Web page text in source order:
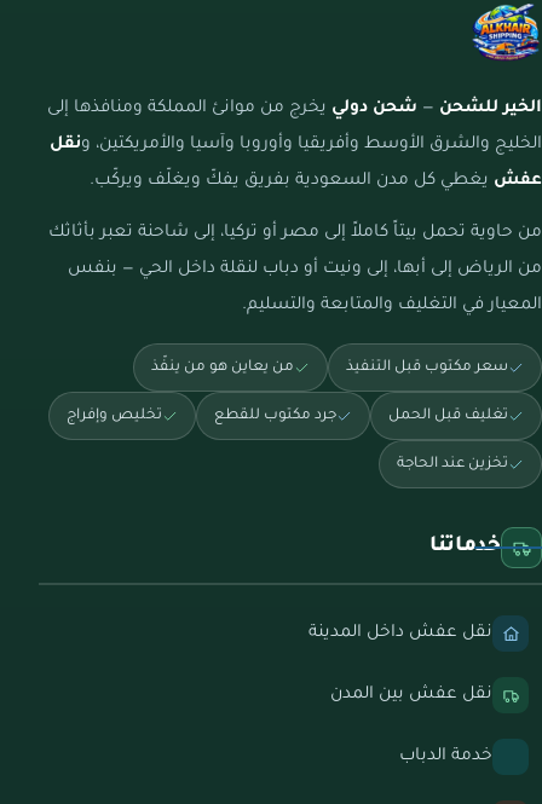
الخير للشحن — شحن دولي يخرج من موانئ المملكة ومنافذها إلى
الخليج والشرق الأوسط وأفريقيا وأوروبا وآسيا والأمريكتين، ونقل
عفش يغطي كل مدن السعودية بفريق يفكّ ويغلّف ويركّب.
من حاوية تحمل بيتاً كاملاً إلى مصر أو تركيا، إلى شاحنة تعبر بأثاثك
من الرياض إلى أبها، إلى ونيت أو دباب لنقلة داخل الحي — بنفس
المعيار في التغليف والمتابعة والتسليم.
سعر مكتوب قبل التنفيذ من يعاين هو من ينفّذ
تغليف قبل الحمل جرد مكتوب للقطع تخليص وإفراج
تخزين عند الحاجة
خدماتنا
نقل عفش داخل المدينة
نقل عفش بين المدن
خدمة الدباب